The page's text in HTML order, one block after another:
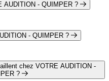
AUDITION - QUIMPER ?
- QUIMPER ?
66
chez VOTRE AUDITION -
?